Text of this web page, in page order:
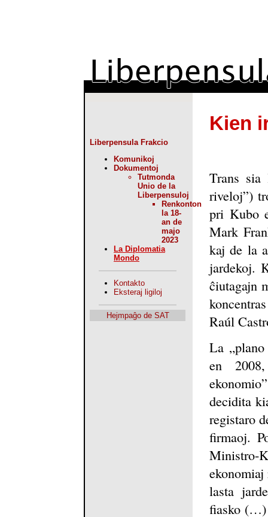
Liberpensula Frakcio
Komunikoj
Dokumentoj
Tutmonda
Unio de la
Liberpensuloj
Renkonton
la 18-
an de
majo
2023
La Diplomatia
Mondo
Kontakto
Eksteraj ligiloj
Hejmpaĝo de SAT
Kien
Trans sia
riveloj”)
pri Kubo
Mark
kaj de la
jardekoj.
ĉiutagajn
Raúl
La
en
decidita
registaro
firmaoj.
Ministro-
lasta
fiasko (…)